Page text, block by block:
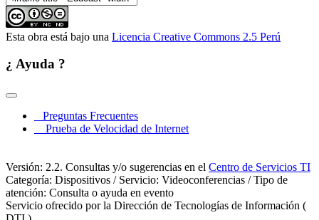
Esta obra está bajo una Licencia Creative Commons 2.5 Perú
¿ Ayuda ?
Preguntas Frecuentes
Prueba de Velocidad de Internet
Versión: 2.2. Consultas y/o sugerencias en el Centro de Servicios TI
Categoría: Dispositivos / Servicio: Videoconferencias / Tipo de
atención: Consulta o ayuda en evento
Servicio ofrecido por la Dirección de Tecnologías de Información (